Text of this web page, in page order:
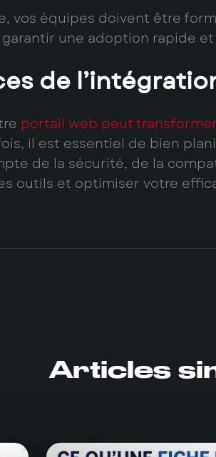
vos équipes doivent être
une adoption rapide et
de
portail web peut
il est essentiel de bien
de la sécurité, de la
outils et optimiser votre
Articles